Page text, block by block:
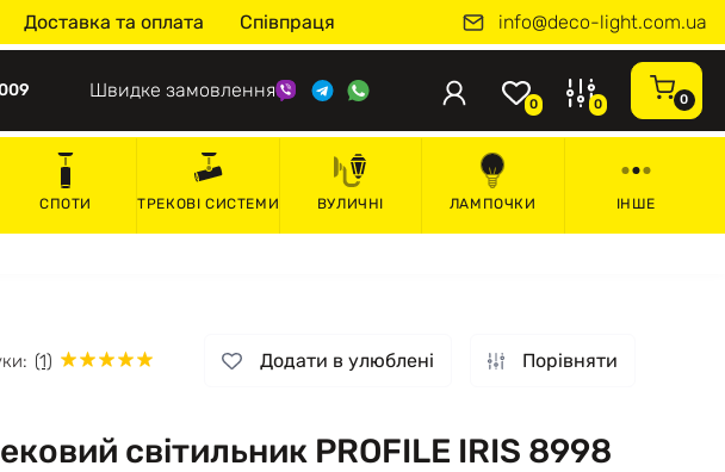
Доставка та оплата Співпраця info@deco-light.com.ua
Швидке замовлення
0 0 0
СПОТИ ТРЕКОВІ СИСТЕМИ ВУЛИЧНІ ЛАМПОЧКИ ІНШЕ
(1) Додати в улюблені Порівняти
світильник PROFILE IRIS 8998